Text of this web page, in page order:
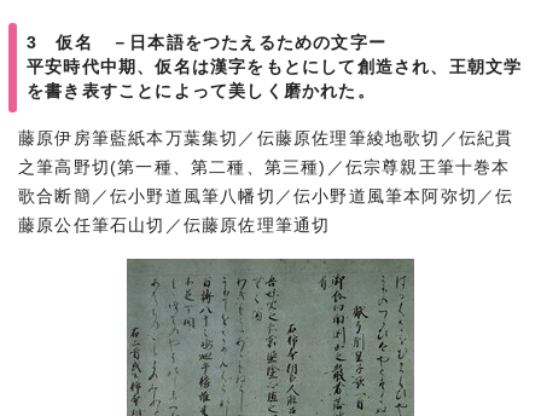
3 仮名 －日本語をつたえるための文字ー
平安時代中期、仮名は漢字をもとにして創造され、王朝文学
を書き表すことによって美しく磨かれた。
藤原伊房筆藍紙本万葉集切／伝藤原佐理筆綾地歌切／伝紀貫
之筆高野切(第一種、第二種、第三種)／伝宗尊親王筆十巻本
歌合断簡／伝小野道風筆八幡切／伝小野道風筆本阿弥切／伝
藤原公任筆石山切／伝藤原佐理筆通切